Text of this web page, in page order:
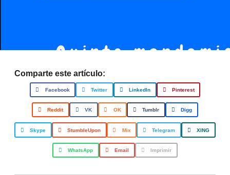
Comparte este artículo:
Facebook Twitter LinkedIn Pinterest
Reddit VK OK Tumblr Digg
Skype StumbleUpon Mix Telegram XING
WhatsApp Email Imprimir